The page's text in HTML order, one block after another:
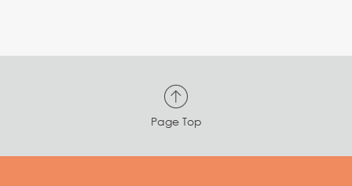
Page Top